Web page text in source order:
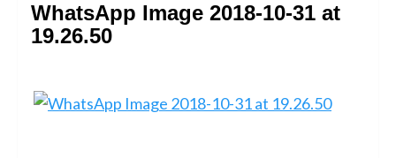
WhatsApp Image 2018-10-31 at
19.26.50